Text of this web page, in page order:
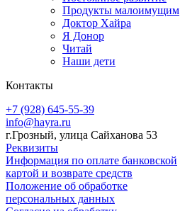
Продукты малоимущим
Доктор Хайра
Я Донор
Читай
Наши дети
Контакты
+7 (928) 645-55-39
info@hayra.ru
г.Грозный, улица Сайханова 53
Реквизиты
Информация по оплате банковской
картой и возврате средств
Положение об обработке
персональных данных